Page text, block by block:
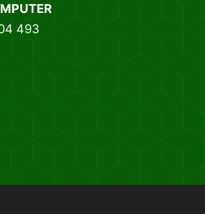
493